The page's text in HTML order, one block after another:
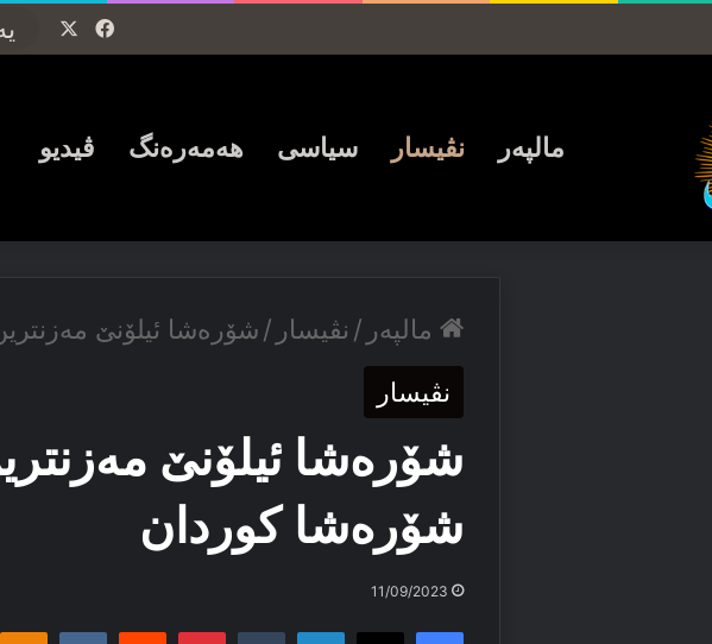
Facebook
مالپەر نڤیسار سیاسی ھەمەرەنگ ڤیدیو
مالپەر / نڤیسار /شۆرەشا ئیلۆنێ
نڤیسار
شۆرەشا ئیلۆنێ
شۆرەشا کوردان
11/09/2023
Facebook
X
LinkedIn
Tumblr
Pinterest
Reddit